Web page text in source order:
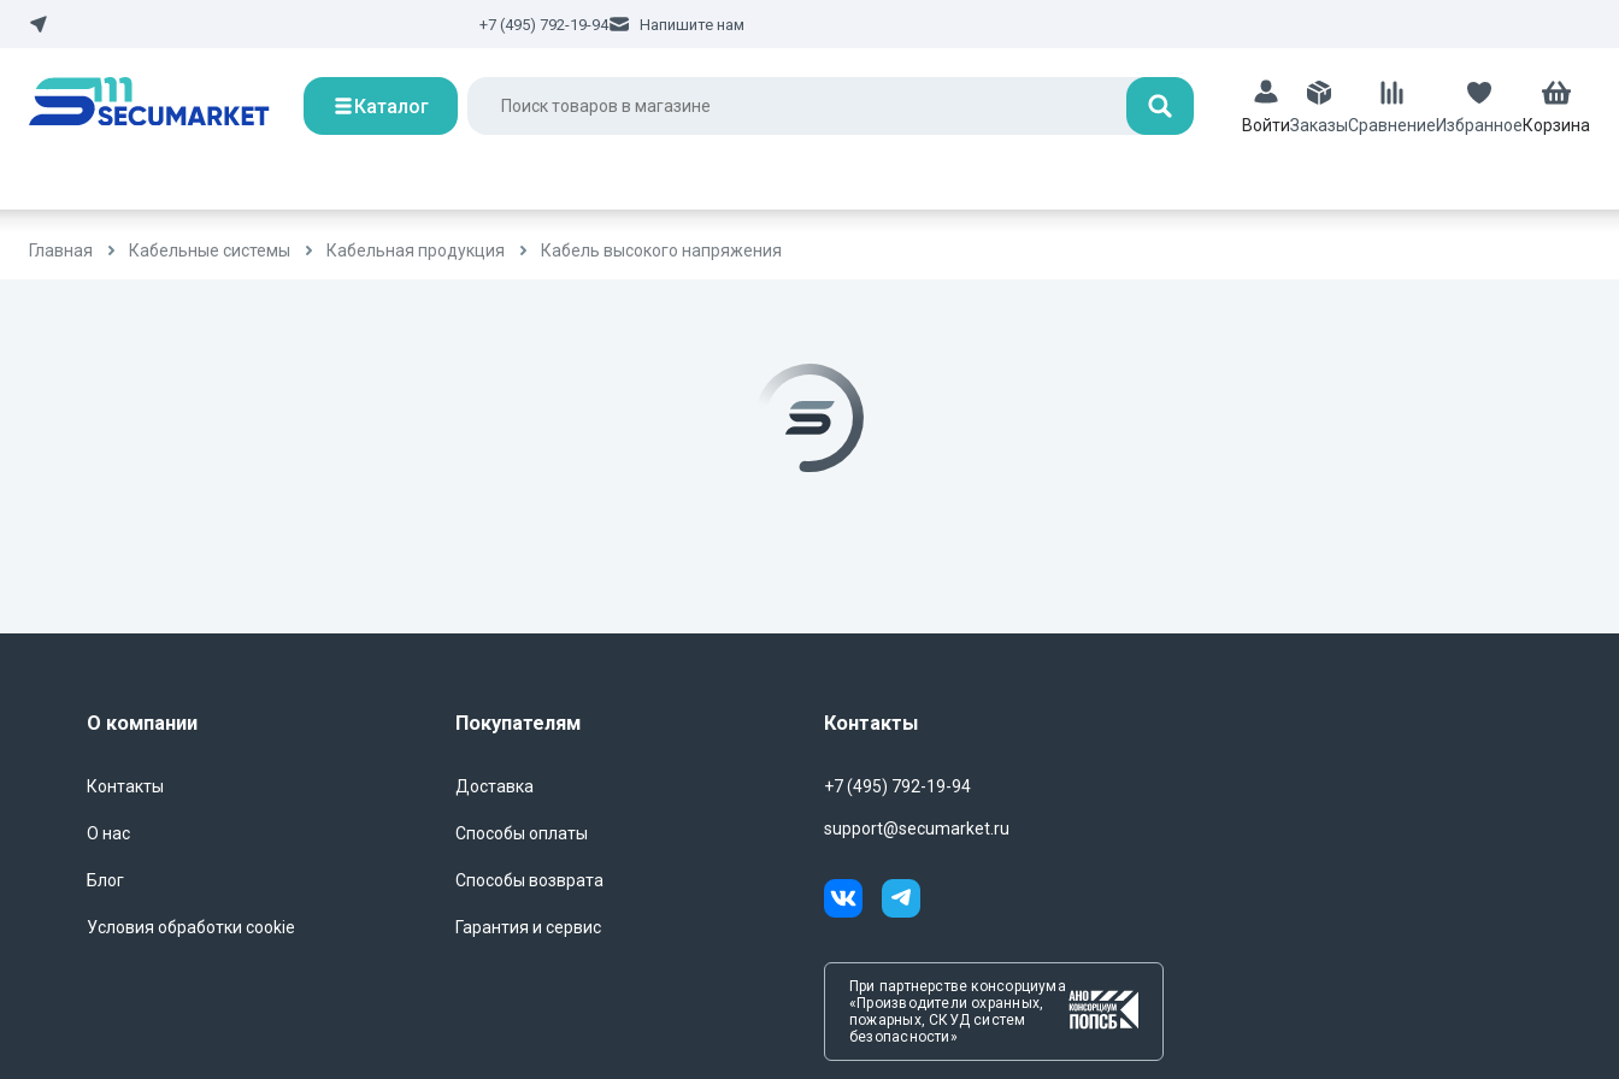
+7 (495) 792-19-94 Напишите нам
Каталог Поиск
ВойтиЗаказыСравнениеИзбранноеКорзина
Главная Кабельные системы Кабельная продукция Кабель высокого напряжения
О компании
Контакты
О нас
Блог
Условия обработки cookie
Покупателям
Доставка
Способы оплаты
Способы возврата
Гарантия и сервис
Контакты
+7 (495) 792-19-94
support@secumarket.ru
При партнерстве консорциума
«Производители охранных,
пожарных, СКУД систем
безопасности»